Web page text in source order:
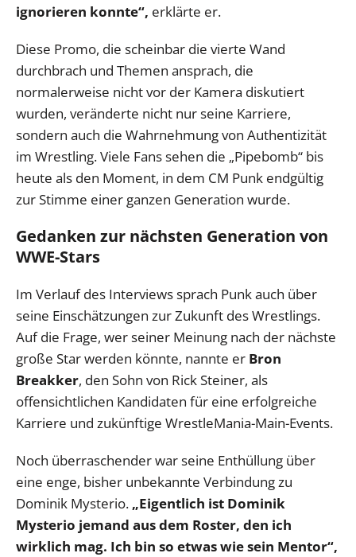
ignorieren konnte“, erklärte er.
Diese Promo, die scheinbar die vierte Wand
durchbrach und Themen ansprach, die
normalerweise nicht vor der Kamera diskutiert
wurden, veränderte nicht nur seine Karriere,
sondern auch die Wahrnehmung von Authentizität
im Wrestling. Viele Fans sehen die „Pipebomb“ bis
heute als den Moment, in dem CM Punk endgültig
zur Stimme einer ganzen Generation wurde.
Gedanken zur nächsten Generation von
WWE-Stars
Im Verlauf des Interviews sprach Punk auch über
seine Einschätzungen zur Zukunft des Wrestlings.
Auf die Frage, wer seiner Meinung nach der nächste
große Star werden könnte, nannte er Bron
Breakker, den Sohn von Rick Steiner, als
offensichtlichen Kandidaten für eine erfolgreiche
Karriere und zukünftige WrestleMania-Main-Events.
Noch überraschender war seine Enthüllung über
eine enge, bisher unbekannte Verbindung zu
Dominik Mysterio. „Eigentlich ist Dominik
Mysterio jemand aus dem Roster, den ich
wirklich mag. Ich bin so etwas wie sein Mentor“,